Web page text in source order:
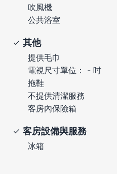
吹風機
公共浴室
其他
提供毛巾
電視尺寸單位： - 吋
拖鞋
不提供清潔服務
客房內保險箱
客房設備與服務
冰箱